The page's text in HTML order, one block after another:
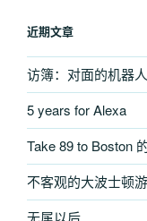
近期文章
访簿：对面的机器
5 years for Alexa
Take 89 to Boston
不客观的大波士顿
无属以后